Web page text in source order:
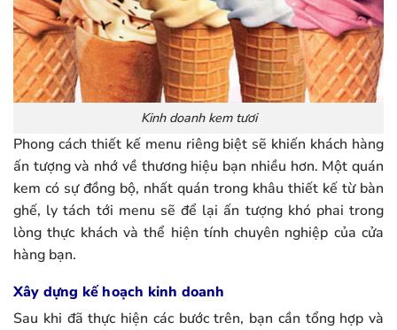
Kinh doanh kem tươi
Phong cách thiết kế menu riêng biệt sẽ khiến khách hàng
ấn tượng và nhớ về thương hiệu bạn nhiều hơn. Một quán
kem có sự đồng bộ, nhất quán trong khâu thiết kế từ bàn
ghế, ly tách tới menu sẽ để lại ấn tượng khó phai trong
lòng thực khách và thể hiện tính chuyên nghiệp của cửa
hàng bạn.
Xây dựng kế hoạch kinh doanh
Sau khi đã thực hiện các bước trên, bạn cần tổng hợp và